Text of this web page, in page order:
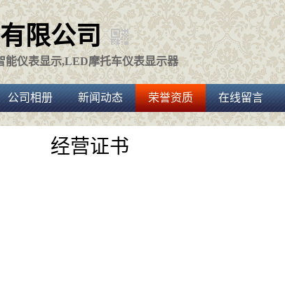
限公司
仪表显示,LED摩托车仪表显示器
公司相册 新闻动态 荣誉资质 在线留言
经营证书